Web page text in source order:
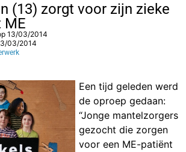
(13) zorgt voor zijn zieke
ME
13/03/2014
03/2014
Een tijd geleden werd
de oproep gedaan:
“Jonge mantelzorgers
gezocht die zorgen
voor een ME-patiënt